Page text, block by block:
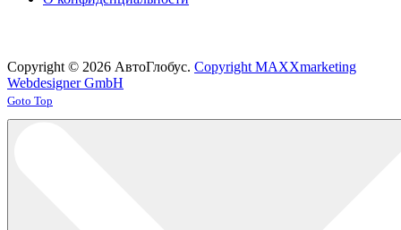
Copyright © 2026 АвтоГлобус. Copyright MAXXmarketing
Webdesigner GmbH
Joomla! 3 Templates
Goto Top